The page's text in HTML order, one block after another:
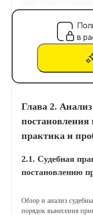
в
Глава 2.
постановления
практика и
2.1. Судебная
постановлению
Обзор и анализ
порядок вынесения